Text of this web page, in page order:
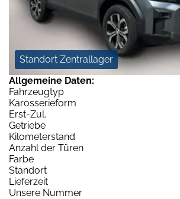
Standort Zentrallager
Allgemeine Daten:
Fahrzeugtyp
Karosserieform
Erst-Zul.
Getriebe
Kilometerstand
Anzahl der Türen
Farbe
Standort
Lieferzeit
Unsere Nummer